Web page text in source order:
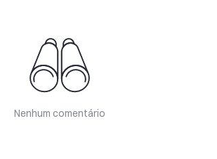
Nenhum comentário